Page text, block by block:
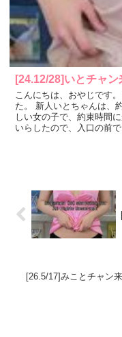
[24.12/28]いとチャ
こんにちは、おやじです
た。 新人いとちゃんは、
しい女の子で、約束時間
いらしたので、入口の前で
[26.5/17]みことチャン